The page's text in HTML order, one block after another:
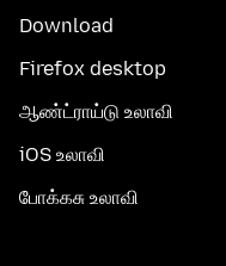
Download
Firefox desktop
ஆண்ட்ராய்டு உலாவி
iOS உலாவி
போக்கசு உலாவி